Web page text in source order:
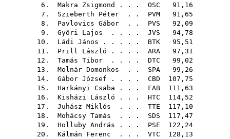
6. Makra Zsigmond . . . OSC 91,16
7. Szieberth Péter . . PVM 91,65
8. Pavlovics Gábor . . PVS 92,09
9. Győri Lajos . . . . JVS 94,78
10. Ládi János . . . . . BTK 95,51
11. Prill László . . . . ARA 97,31
12. Tamás Tibor . . . . DTC 99,02
13. Molnár Domonkos . . SPA 99,26
14. Gábor József . . . . CBD 107,75
15. Harkányi Csaba . . . FAB 111,63
16. Kisházi László . . . HTC 114,52
17. Juhász Miklós . . . TTE 117,10
18. Mohácsy Tamás . . . SDS 117,47
19. Holluby András . . . PSE 122,24
20. Kálmán Ferenc . . . VTC 128,13